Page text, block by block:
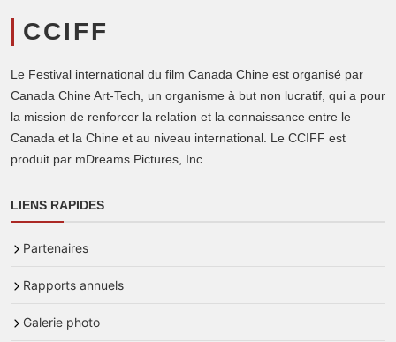
CCIFF
Le Festival international du film Canada Chine est organisé par
Canada Chine Art-Tech, un organisme à but non lucratif, qui a pour
la mission de renforcer la relation et la connaissance entre le
Canada et la Chine et au niveau international. Le CCIFF est
produit par mDreams Pictures, Inc.
LIENS RAPIDES
Partenaires
Rapports annuels
Galerie photo